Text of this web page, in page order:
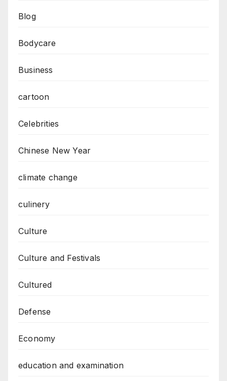
Blog
Bodycare
Business
cartoon
Celebrities
Chinese New Year
climate change
culinery
Culture
Culture and Festivals
Cultured
Defense
Economy
education and examination